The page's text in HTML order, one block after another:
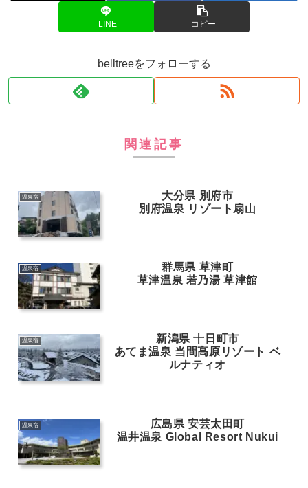
LINE コピー
belltreeをフォローする
関連記事
温泉宿
大分県 別府市
別府温泉 リゾート扇山
温泉宿
群馬県 草津町
草津温泉 若乃湯 草津館
温泉宿
新潟県 十日町市
あてま温泉 当間高原リゾート ベ
ルナティオ
温泉宿
広島県 安芸太田町
温井温泉 Global Resort Nukui